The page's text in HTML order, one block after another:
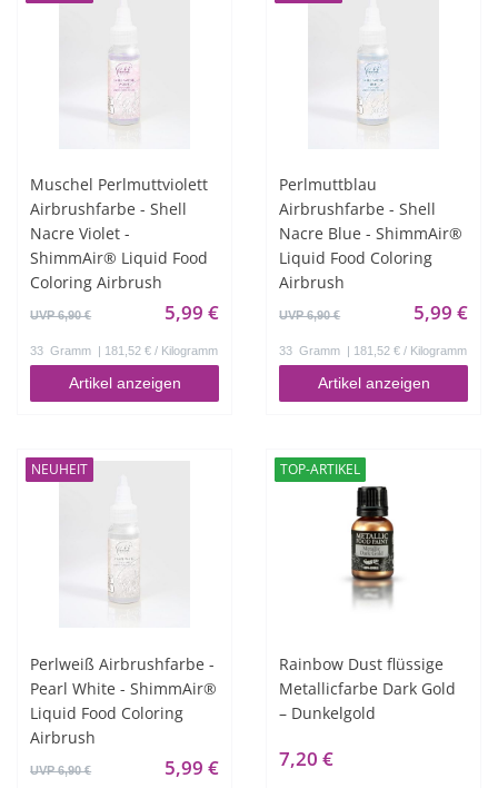
Muschel Perlmuttviolett
Airbrushfarbe - Shell
Nacre Violet -
ShimmAir® Liquid Food
Coloring Airbrush
UVP 6,90 € 5,99 €
33 Gramm | 181,52 € / Kilogramm
Artikel anzeigen
Perlmuttblau
Airbrushfarbe - Shell
Nacre Blue - ShimmAir®
Liquid Food Coloring
Airbrush
UVP 6,90 € 5,99 €
33 Gramm | 181,52 € / Kilogramm
Artikel anzeigen
NEUHEIT
Perlweiß Airbrushfarbe -
Pearl White - ShimmAir®
Liquid Food Coloring
Airbrush
UVP 6,90 € 5,99 €
TOP-ARTIKEL
Rainbow Dust flüssige
Metallicfarbe Dark Gold
– Dunkelgold
7,20 €